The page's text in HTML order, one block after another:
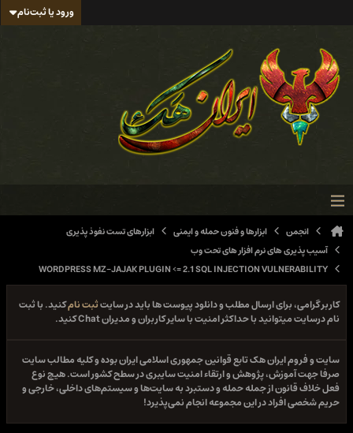
ورود یا ثبت‌نام
انجمن ابزارها و فنون حمله و ایمنی
ابزارهای تست نفوذ پذیری
آسیب پذیری های نرم افزار های تحت وب
WORDPRESS MZ-JAJAK PLUGIN <= 2.1 SQL INJECTION VULNERABILITY
کاربر گرامی، برای ارسال مطلب و دانلود پیوست ها باید در سایتثبت نامکنید. با ثبت
نام درسایت میتوانید با حداکثر امنیت با سایر کاربران و مدیران Chat کنید.
سایت و فروم ایران هک تابع قوانین جمهوری اسلامی ایران بوده و کلیه مطالب سایت
صرفا جهت آموزش، پژوهش و ارتقاء امنیت سایبری در سطح کشور است. هیچ نوع
فعل خلاف قانون از جمله حمله و دستبرد به سایت‌ها و سیستم‌های داخلی، خارجی و
حریم شخصی افراد در این مجموعه انجام نمی‌پذیرد!